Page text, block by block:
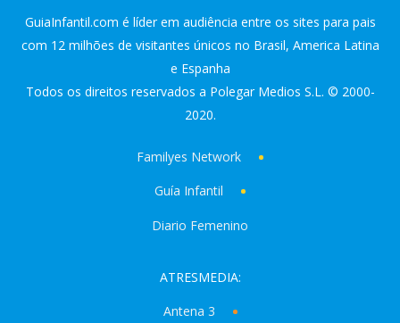
GuiaInfantil.com é líder em audiência entre os sites para pais
com 12 milhões de visitantes únicos no Brasil, America Latina
e Espanha
Todos os direitos reservados a Polegar Medios S.L. © 2000-
2020.
Familyes Network
Guía Infantil
Diario Femenino
ATRESMEDIA:
Antena 3